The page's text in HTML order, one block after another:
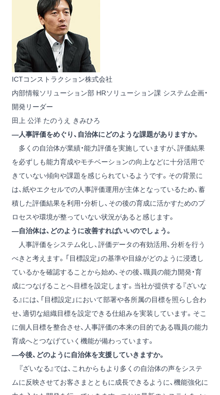
ICTコンストラクション株式会社
内部情報ソリューション部 HRソリューション課 システム企画・
開発リーダー
田上 公洋 たのうえ きみひろ
―人事評価をめぐり、自治体にどのような課題がありますか。
多くの自治体が業績・能力評価を実施していますが、評価結果
を必ずしも能力育成やモチベーションの向上などに十分活用で
きていない傾向や課題を感じられているようです。その背景に
は、紙やエクセルでの人事評価運用が主体となっているため、蓄
積した評価結果を利用・分析し、その後の育成に活かすためのプ
ロセスや環境が整っていない状況があると感じます。
―自治体は、どのように改善すればいいのでしょう。
人事評価をシステム化し、評価データの有効活用、分析を行う
べきと考えます。「目標設定」の基準や目線がどのように浸透し
ているかを確認することから始め、その後、職員の能力開発・育
成につなげることへ目標を設定します。当社が提供する『ざいな
る』には、「目標設定」において部署や各所属の目標を照らし合わ
せ、適切な組織目標を設定できる仕組みを実装しています。そこ
に個人目標を整合させ、人事評価の本来の目的である職員の能力
育成へとつなげていく機能が備わっています。
―今後、どのように自治体を支援していきますか。
『ざいなる』では、これからもより多くの自治体の声をシステ
ムに反映させてお客さまとともに成長できるように、機能強化に